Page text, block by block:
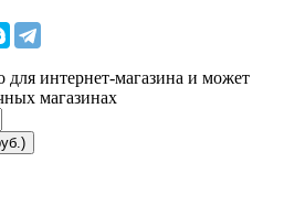
для интернет-магазина и может
магазинах